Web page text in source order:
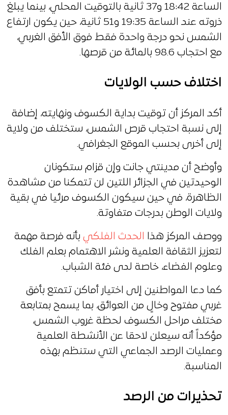
الساعة 18:42 و37 ثانية بالتوقيت المحلي، بينما يبلغ
ذروته عند الساعة 19:35 و51 ثانية، حين يكون ارتفاع
الشمس نحو درجة واحدة فقط فوق الأفق الغربي،
مع احتجاب 98.6 بالمائة من قرصها.
اختلاف حسب الولايات
أكد المركز أن توقيت بداية الكسوف ونهايته، إضافة
إلى نسبة احتجاب قرص الشمس، ستختلف من ولاية
إلى أخرى بحسب الموقع الجغرافي.
وأوضح أن مدينتي جانت وإن قزام ستكونان
الوحيدتين في الجزائر اللتين لن تتمكنا من مشاهدة
الظاهرة، في حين سيكون الكسوف مرئيا في بقية
ولايات الوطن بدرجات متفاوتة.
ووصف المركز هذا الحدث الفلكي بأنه فرصة مهمة
لتعزيز الثقافة العلمية ونشر الاهتمام بعلم الفلك
وعلوم الفضاء، خاصة لدى فئة الشباب.
كما دعا المواطنين إلى اختيار أماكن تتمتع بأفق
غربي مفتوح وخالٍ من العوائق، بما يسمح بمتابعة
مختلف مراحل الكسوف لحظة غروب الشمس،
مؤكداً أنه سيعلن لاحقا عن الأنشطة العلمية
وعمليات الرصد الجماعي التي ستنظم بهذه
المناسبة.
تحذيرات من الرصد